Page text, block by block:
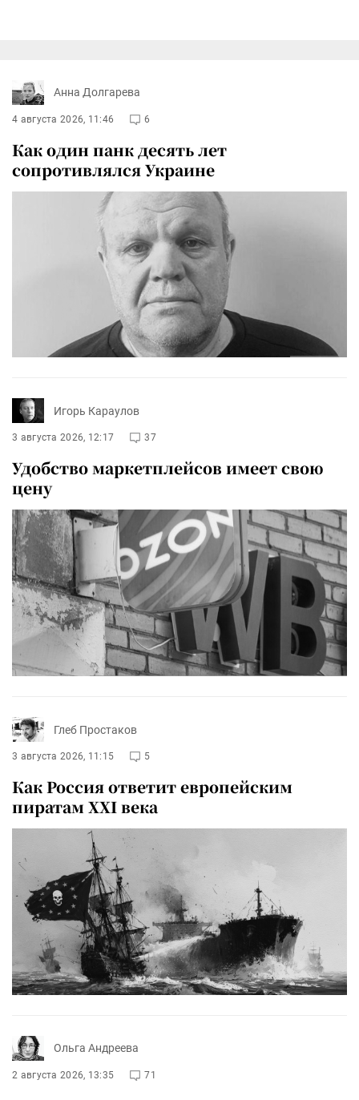
Анна Долгарева
4 августа 2026, 11:46 6
Как один панк десять лет
сопротивлялся Украине
Игорь Караулов
3 августа 2026, 12:17 37
Удобство маркетплейсов имеет свою
цену
Глеб Простаков
3 августа 2026, 11:15 5
Как Россия ответит европейским
пиратам XXI века
Ольга Андреева
2 августа 2026, 13:35 71